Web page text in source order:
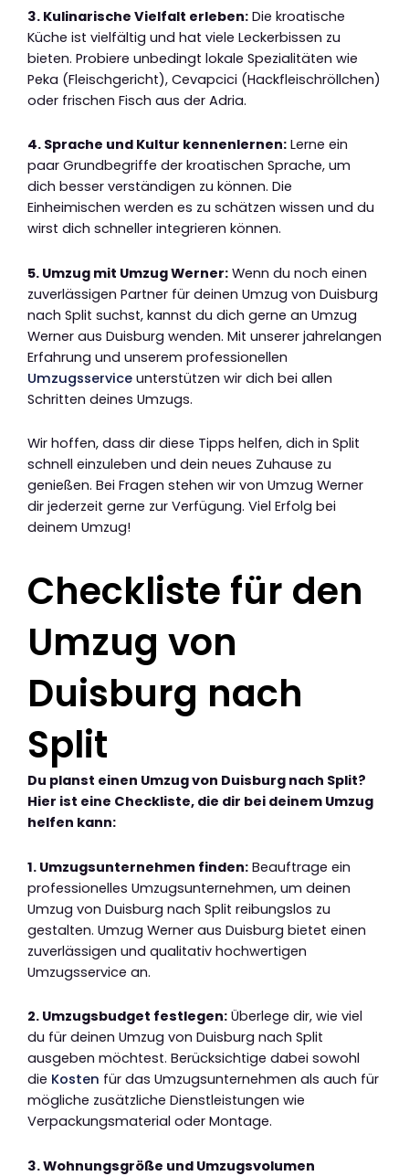
3. Kulinarische Vielfalt erleben: Die kroatische
Küche ist vielfältig und hat viele Leckerbissen zu
bieten. Probiere unbedingt lokale Spezialitäten wie
Peka (Fleischgericht), Cevapcici (Hackfleischröllchen)
oder frischen Fisch aus der Adria.
4. Sprache und Kultur kennenlernen: Lerne ein
paar Grundbegriffe der kroatischen Sprache, um
dich besser verständigen zu können. Die
Einheimischen werden es zu schätzen wissen und du
wirst dich schneller integrieren können.
5. Umzug mit Umzug Werner: Wenn du noch einen
zuverlässigen Partner für deinen Umzug von Duisburg
nach Split suchst, kannst du dich gerne an Umzug
Werner aus Duisburg wenden. Mit unserer jahrelangen
Erfahrung und unserem professionellen
Umzugsservice unterstützen wir dich bei allen
Schritten deines Umzugs.
Wir hoffen, dass dir diese Tipps helfen, dich in Split
schnell einzuleben und dein neues Zuhause zu
genießen. Bei Fragen stehen wir von Umzug Werner
dir jederzeit gerne zur Verfügung. Viel Erfolg bei
deinem Umzug!
Checkliste für den
Umzug von
Duisburg nach
Split
Du planst einen Umzug von Duisburg nach Split?
Hier ist eine Checkliste, die dir bei deinem Umzug
helfen kann:
1. Umzugsunternehmen finden: Beauftrage ein
professionelles Umzugsunternehmen, um deinen
Umzug von Duisburg nach Split reibungslos zu
gestalten. Umzug Werner aus Duisburg bietet einen
zuverlässigen und qualitativ hochwertigen
Umzugsservice an.
2. Umzugsbudget festlegen: Überlege dir, wie viel
du für deinen Umzug von Duisburg nach Split
ausgeben möchtest. Berücksichtige dabei sowohl
die Kosten für das Umzugsunternehmen als auch für
mögliche zusätzliche Dienstleistungen wie
Verpackungsmaterial oder Montage.
3. Wohnungsgröße und Umzugsvolumen